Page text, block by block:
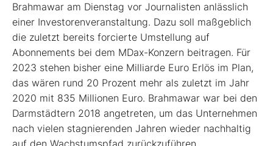
Brahmawar am Dienstag vor Journalisten anlässlich
einer Investorenveranstaltung. Dazu soll maßgeblich
die zuletzt bereits forcierte Umstellung auf
Abonnements bei dem MDax-Konzern beitragen. Für
2023 stehen bisher eine Milliarde Euro Erlös im Plan,
das wären rund 20 Prozent mehr als zuletzt im Jahr
2020 mit 835 Millionen Euro. Brahmawar war bei den
Darmstädtern 2018 angetreten, um das Unternehmen
nach vielen stagnierenden Jahren wieder nachhaltig